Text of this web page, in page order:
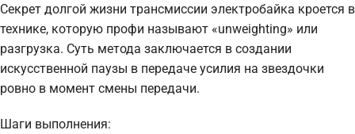
Секрет долгой жизни трансмиссии электробайка кроется в
технике, которую профи называют «unweighting» или
разгрузка. Суть метода заключается в создании
искусственной паузы в передаче усилия на звездочки
ровно в момент смены передачи.
Шаги выполнения: